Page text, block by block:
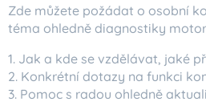
Zde můžete požádat o osobní
téma ohledně diagnostiky
1. Jak a kde se vzdělávat, jaké
2. Konkrétní dotazy na funkci
3. Pomoc s radou ohledně